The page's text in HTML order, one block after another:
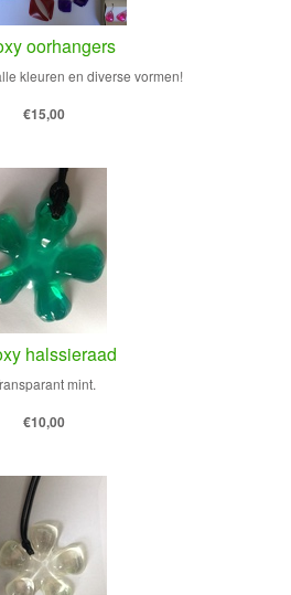
oorhangers
kleuren en diverse vormen!
€15,00
halssieraad
mint.
€10,00